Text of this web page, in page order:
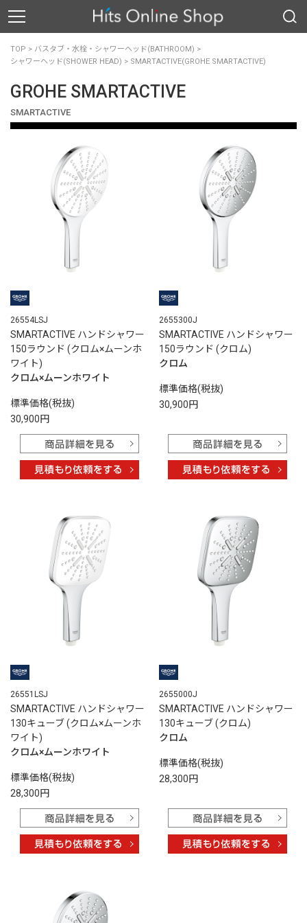
TOP > バスタブ・水栓・シャワーヘッド(BATHROOM) >
シャワーヘッド(SHOWER HEAD) > SMARTACTIVE(GROHE SMARTACTIVE)
GROHE SMARTACTIVE
SMARTACTIVE
26554LSJ
SMARTACTIVE ハンドシャワー
150ラウンド (クロム×ムーンホ
ワイト)
クロム×ムーンホワイト
標準価格(税抜)
30,900円
2655300J
SMARTACTIVE ハンドシャワー
150ラウンド (クロム)
クロム
標準価格(税抜)
30,900円
26551LSJ
SMARTACTIVE ハンドシャワー
130キューブ (クロム×ムーンホ
ワイト)
クロム×ムーンホワイト
標準価格(税抜)
28,300円
2655000J
SMARTACTIVE ハンドシャワー
130キューブ (クロム)
クロム
標準価格(税抜)
28,300円